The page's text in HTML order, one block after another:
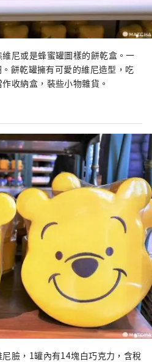
尼或是蜂蜜罐圖樣的餅乾盒。一
餅乾罐擁有可愛的維尼造型，吃
收納盒，裝些小物雜貨。
臉，1罐內有14塊白巧克力，含稅